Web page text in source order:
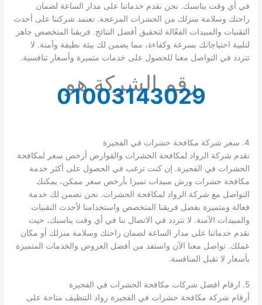
في أي وقت يناسبك. نحن نقدم خدماتنا على مدار الساعة لضمان
راحتك وسلامة منزلك من الحشرات المزعجة. تعتمد شركتنا على أحدث
التقنيات والمبيدات الفعّالة لتحقيق أفضل النتائج. فريقنا المتخصص جاهز
لتلبية احتياجاتك بسرعة وكفاءة، مما يضمن لك بيئة نظيفة وآمنة. لا
تتردد في التواصل معنا للحصول على خدمات متميزة وأسعار تنافسية.
رقم الشركة هو
01003143029
4. سعر شركة مكافحة حشرات في الفجيرة
تقدم شركة الرواد لمكافحة الحشرات والقوارض أرخص سعر لمكافحة
الحشرات في الفجيرة. إن كنت ترغب في الحصول على أكثر خدمة
مكافحة حشرات ورش مبيدات تميزا بأرخص سعر ممكن، يمكنك
التواصل مع شركة الرواد لمكافحة الحشرات. نحن نضمن لك خدمة
فعالة ومتميزة بفضل فريقنا المتخصص واستخدامنا لأحدث التقنيات
والمبيدات الآمنة. لا تتردد في الاتصال بنا في أي وقت يناسبك، حيث
نقدم خدماتنا على مدار الساعة لضمان راحتك وسلامة منزلك أو مكان
عملك. تواصل معنا الآن واستفد من أفضل العروض والخدمات المتميزة
بأسعار لا تقبل المنافسة.
5. ارقام افضل شركات مكافحة الحشرات في الفجيرة
أرقام شركة مكافحة حشرات في الفجيرة رواد التنظيف متاحة على